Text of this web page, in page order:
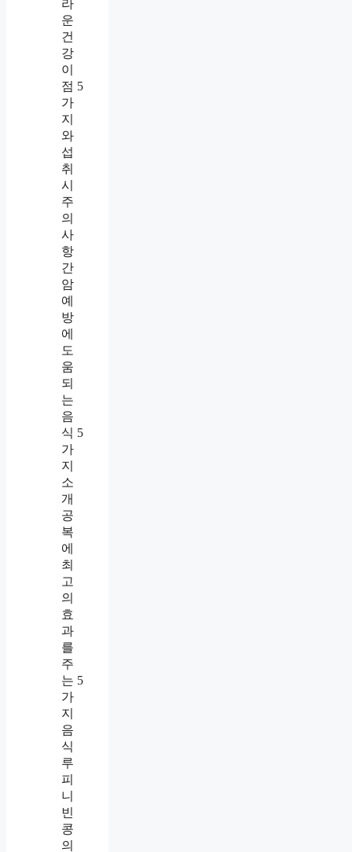
라
운
건
강
이
점 5
가
지
와
섭
취
시
주
의
사
항
간
암
예
방
에
도
움
되
는
음
식 5
가
지
소
개
공
복
에
최
고
의
효
과
를
주
는 5
가
지
음
식
루
피
니
빈
콩
의